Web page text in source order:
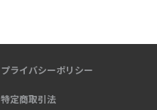
プライバシーポリシー
特定商取引法